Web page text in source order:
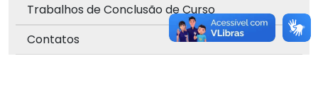
Trabalhos de Conclusão de Curso
Contatos